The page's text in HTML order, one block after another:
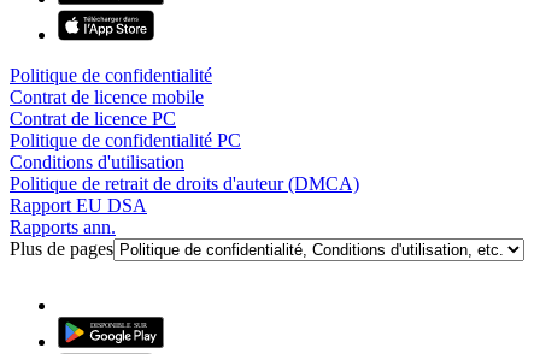
Politique de confidentialité
Contrat de licence mobile
Contrat de licence PC
Politique de confidentialité PC
Conditions d'utilisation
Politique de retrait de droits d'auteur (DMCA)
Rapport EU DSA
Rapports ann.
Plus de pages